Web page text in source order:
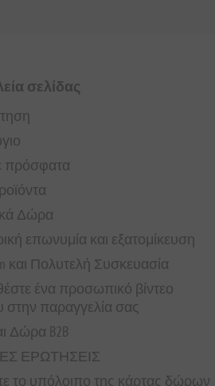
σελίδας
πρόσφατα
Δώρα
επωνυμία και εξατομίκευση
και Πολυτελή Συσκευασία
ένα προσωπικό βίντεο
παραγγελία σας
Δώρα B2B
ΕΡΩΤΗΣΕΙΣ
το υπόλοιπο της κάρτας δώρων